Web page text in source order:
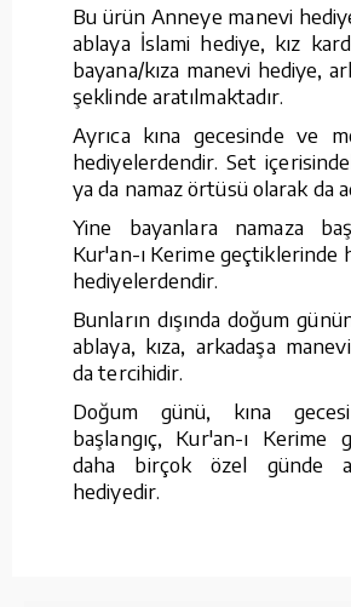
Bu ürün Anneye manevi
ablaya İslami hediye, kız
bayana/kıza manevi hediye,
şeklinde aratılmaktadır.
Ayrıca kına gecesinde ve
hediyelerdendir. Set
ya da namaz örtüsü olarak da
Yine bayanlara namaza
Kur'an-ı Kerime geçtiklerinde
hediyelerdendir.
Bunların dışında doğum
ablaya, kıza, arkadaşa
da tercihidir.
Doğum günü, kına
başlangıç, Kur'an-ı Kerime
daha birçok özel günde
hediyedir.